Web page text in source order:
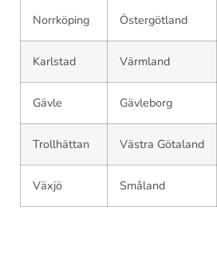
Norrköping Östergötland
Karlstad Värmland
Gävle Gävleborg
Trollhättan Västra Götaland
Växjö Småland